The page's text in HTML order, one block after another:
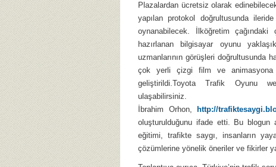
Plazalardan ücretsiz olarak
yapılan protokol doğrultusunda
oynanabilecek. İlköğretim
hazırlanan bilgisayar oyunu
uzmanlarının görüşleri doğrultusunda
çok yerli çizgi film ve
geliştirildi.Toyota Trafik Oyunu
ulaşabilirsiniz.
İbrahim Orhon,
http://
oluşturulduğunu ifade etti. Bu blogun
eğitimi, trafikte saygı, insanların
çözümlerine yönelik öneriler ve fikirler